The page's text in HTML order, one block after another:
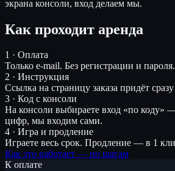
экрана консоли, вход делаем мы.
Как проходит аренда
1 · Оплата
Только e-mail. Без регистрации и пароля.
2 · Инструкция
Ссылка на страницу заказа придёт
3 · Код с консоли
На консоли выбираете вход «по коду»
цифр, мы входим сами.
4 · Игра и продление
Играете весь срок. Продление — в 1
Как это работает — по шагам
К оплате